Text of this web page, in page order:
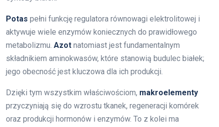
Potas pełni funkcję regulatora równowagi elektrolitowej i
aktywuje wiele enzymów koniecznych do prawidłowego
metabolizmu. Azot natomiast jest fundamentalnym
składnikiem aminokwasów, które stanowią budulec białek;
jego obecność jest kluczowa dla ich produkcji.
Dzięki tym wszystkim właściwościom, makroelementy
przyczyniają się do wzrostu tkanek, regeneracji komórek
oraz produkcji hormonów i enzymów. To z kolei ma